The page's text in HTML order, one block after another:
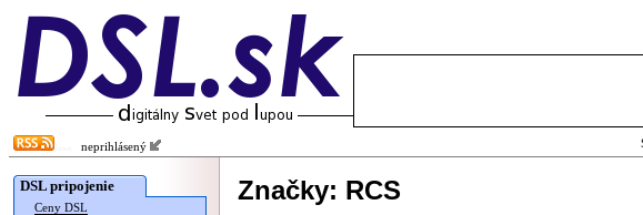
neprihlásený
DSL pripojenie
Ceny DSL
Značky: RCS